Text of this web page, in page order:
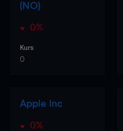
(NO)
0%
Kurs
0
Apple Inc
0%